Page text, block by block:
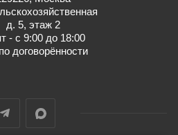
д. 5, этаж 2
- с 9:00 до 18:00
договорённости